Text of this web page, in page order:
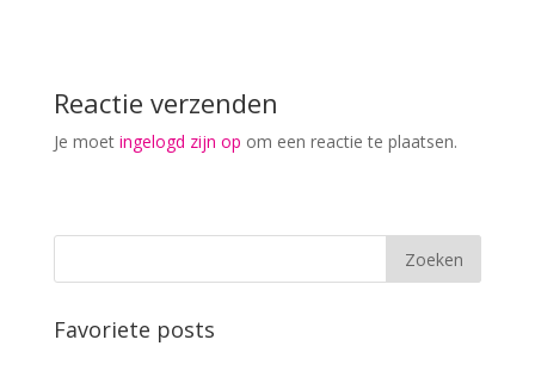
Reactie verzenden
Je moet ingelogd zijn op om een reactie te plaatsen.
Favoriete posts